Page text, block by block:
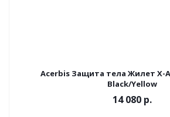
Acerbis Защита тела Жилет X-
Black/Yellow
14 080 р.